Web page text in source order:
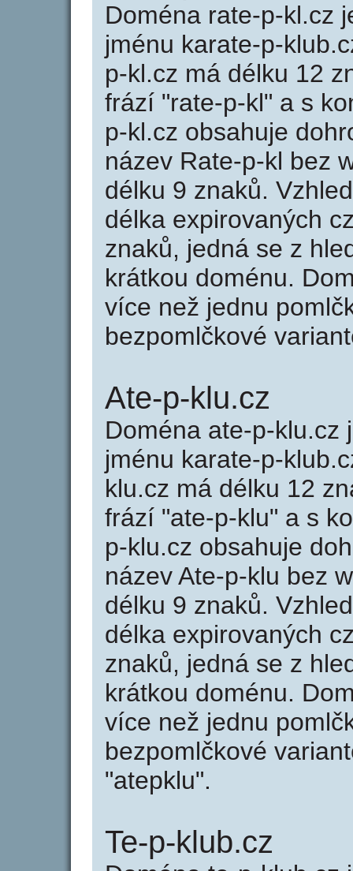
Doména rate-p-kl.cz
jménu karate-p-
p-kl.cz má délku 12
frází "rate-p-kl" a s
p-kl.cz obsahuje
název Rate-p-kl bez
délku 9 znaků.
délka expirovaných
znaků, jedná se z
krátkou doménu.
více než jednu
bezpomlčkové
Ate-p-klu.cz
Doména ate-p-klu.cz
jménu karate-p-
klu.cz má délku 12
frází "ate-p-klu" a s
p-klu.cz obsahuje
název Ate-p-klu bez
délku 9 znaků.
délka expirovaných
znaků, jedná se z
krátkou doménu.
více než jednu
bezpomlčkové
"atepklu".
Te-p-klub.cz